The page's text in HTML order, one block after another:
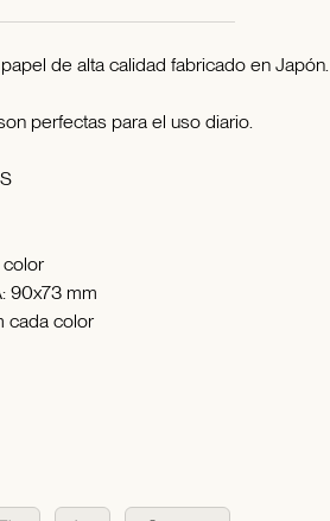
de alta calidad fabricado en Japón.
perfectas para el uso diario.
color
90x73 mm
cada color